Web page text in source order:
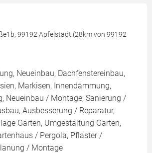
99192 Apfelstädt (28km von 99192
Neueinbau, Dachfenstereinbau,
Markisen, Innendämmung,
Neueinbau / Montage, Sanierung /
Ausbesserung / Reparatur,
Garten, Umgestaltung Garten,
/ Pergola, Pflaster /
/ Montage